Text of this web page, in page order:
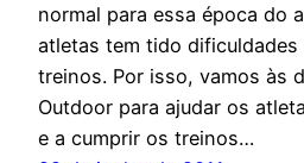
normal para essa época do
atletas tem tido dificuldades
treinos. Por isso, vamos às
Outdoor para ajudar os
e a cumprir os treinos…